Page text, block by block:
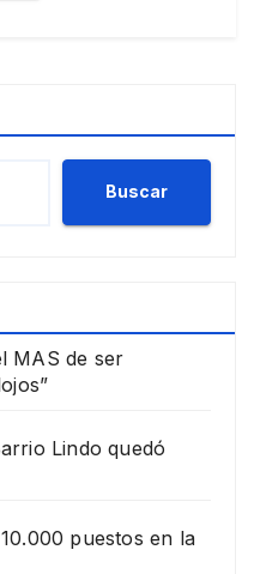
Buscar
MAS de ser
Lindo quedó
puestos en la